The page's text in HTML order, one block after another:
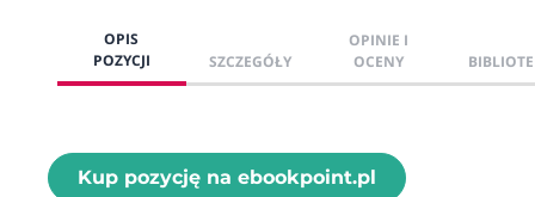
OPIS
POZYCJI
SZCZEGÓŁY
OPINIE I
OCENY
Kup pozycję na ebookpoint.pl